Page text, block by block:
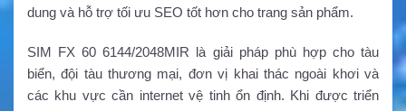
dung và hỗ trợ tối ưu SEO tốt hơn cho trang sản phẩm.
SIM FX 60 6144/2048MIR là giải pháp phù hợp cho tàu
biển, đội tàu thương mại, đơn vị khai thác ngoài khơi và
các khu vực cần internet vệ tinh ổn định. Khi được triển